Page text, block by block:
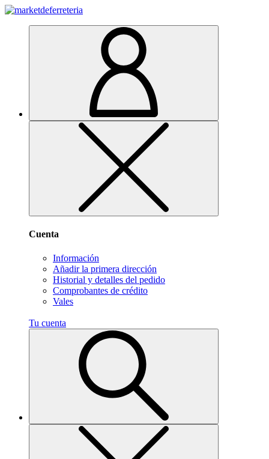
Cuenta
Información
Añadir la primera dirección
Historial y detalles del pedido
Comprobantes de crédito
Vales
Tu cuenta